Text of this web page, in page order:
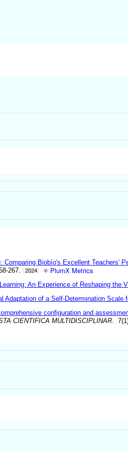
Comparing Biobío's Excellent Teachers'
267. 2024 PlumX Metrics
An Experience of Reshaping the
Adaptation of a Self-Determination
configuration and
CIENTIFICA MULTIDISCIPLINAR .